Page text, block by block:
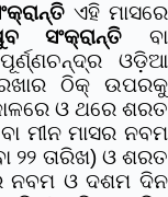
ଏହି ମାସରେ
ସଂକ୍ରାନ୍ତି ବା
ଓଡ଼ିଆ
ଠିକ୍ ଉପରକୁ
ଓ ଥରେ ଶରତ
ମୀନ ମାସର ନବମ
୨୨ ତାରିଖ) ଓ ଶରତ
ନବମ ଓ ଦଶମ ଦିନ